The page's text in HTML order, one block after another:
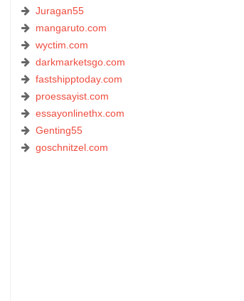
Juragan55
mangaruto.com
wyctim.com
darkmarketsgo.com
fastshipptoday.com
proessayist.com
essayonlinethx.com
Genting55
goschnitzel.com